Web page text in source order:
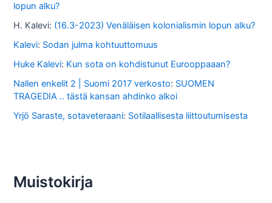
lopun alku?
H. Kalevi: (16.3-2023) Venäläisen kolonialismin lopun alku?
Kalevi: Sodan julma kohtuuttomuus
Huke Kalevi: Kun sota on kohdistunut Eurooppaaan?
Nallen enkelit 2 | Suomi 2017 verkosto: SUOMEN
TRAGEDIA .. tästä kansan ahdinko alkoi
Yrjö Saraste, sotaveteraani: Sotilaallisesta liittoutumisesta
Muistokirja